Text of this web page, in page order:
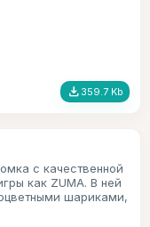
file_download 359.7 Kb
с качественной
как ZUMA. В ней
шариками,